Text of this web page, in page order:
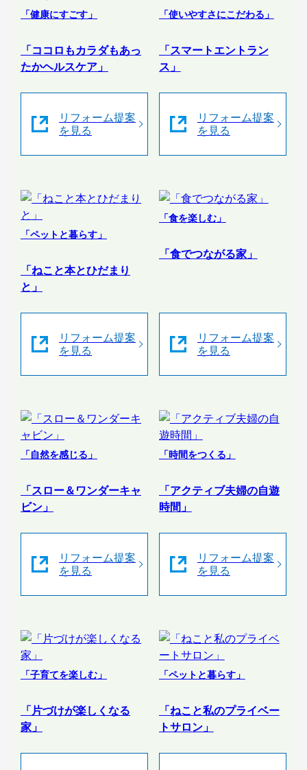
「健康にすごす」
「ココロもカラダもあっ
たかヘルスケア」
リフォーム提案
を見る
「使いやすさにこだわる」
「スマートエントラン
ス」
リフォーム提案
を見る
「ペットと暮らす」
「ねこと本とひだまり
と」
リフォーム提案
を見る
「食を楽しむ」
「食でつながる家」
リフォーム提案
を見る
「自然を感じる」
「スロー＆ワンダーキャ
ビン」
リフォーム提案
を見る
「時間をつくる」
「アクティブ夫婦の自遊
時間」
リフォーム提案
を見る
「子育てを楽しむ」
「片づけが楽しくなる
家」
「ペットと暮らす」
「ねこと私のプライベー
トサロン」